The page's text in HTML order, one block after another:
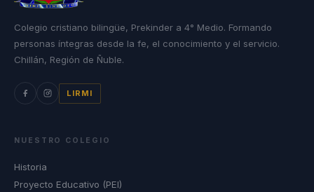
Colegio cristiano bilingüe, Prekinder a 4° Medio. Formando
personas íntegras desde la fe, el conocimiento y el servicio.
Chillán, Región de Ñuble.
LIRMI
NUESTRO COLEGIO
Historia
Proyecto Educativo (PEI)